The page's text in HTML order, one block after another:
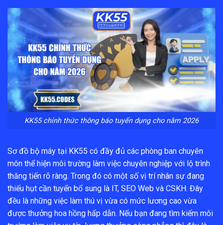
KK55 chính thức thông báo tuyển dụng cho năm 2026
Sơ đồ bộ máy tại KK55 có đầy đủ các phòng ban chuyên
môn thể hiện môi trường làm việc chuyên nghiệp với lộ trình
thăng tiến rõ ràng. Trong đó có một số vị trí nhân sự đang
thiếu hụt cần tuyển bổ sung là IT, SEO Web và CSKH. Đây
đều là những việc làm thú vị vừa có mức lương cao vừa
được thưởng hoa hồng hấp dẫn. Nếu bạn đang tìm kiếm môi